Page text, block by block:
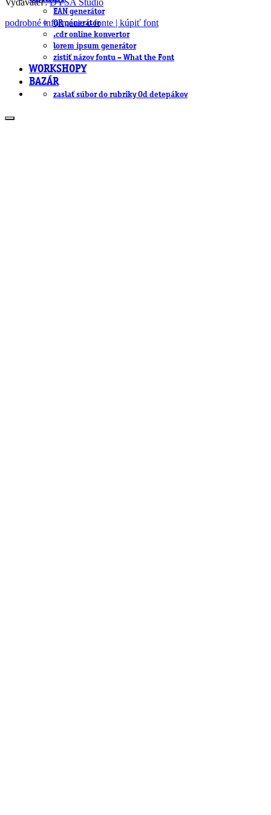
EAN generátor
QR generátor
.cdr online konvertor
lorem ipsum generátor
zistiť názov fontu – What the Font
WORKSHOPY
BAZÁR
zaslať súbor do rubriky Od detepákov
podrobné informácie o fonte | kúpiť font